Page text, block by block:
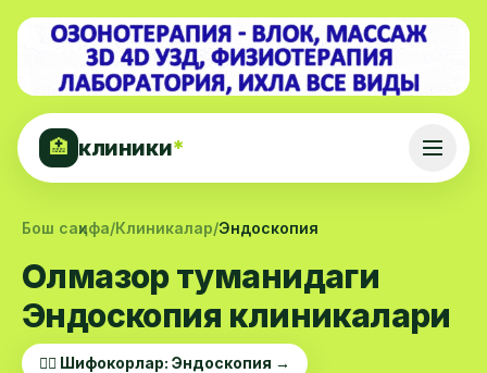
🏥 клиники*
Бош саҳифа/Клиникалар/Эндоскопия
Олмазор туманидаги
Эндоскопия клиникалари
👨‍⚕️ Шифокорлар: Эндоскопия →